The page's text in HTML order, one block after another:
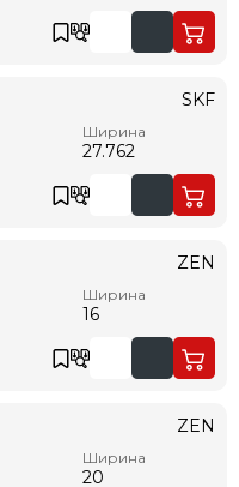
Ширина
27.762
SKF
Ширина
16
ZEN
Ширина
20
ZEN